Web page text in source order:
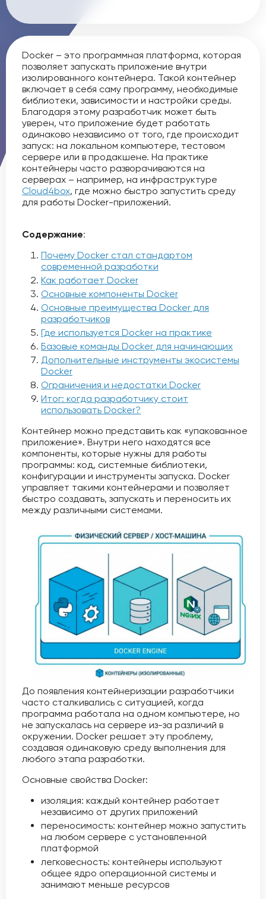
Docker – это программная платформа, которая
позволяет запускать приложение внутри
изолированного контейнера. Такой контейнер
включает в себя саму программу, необходимые
библиотеки, зависимости и настройки среды.
Благодаря этому разработчик может быть
уверен, что приложение будет работать
одинаково независимо от того, где происходит
запуск: на локальном компьютере, тестовом
сервере или в продакшене. На практике
контейнеры часто разворачиваются на
серверах – например, на инфраструктуре
Cloud4box, где можно быстро запустить среду
для работы Docker-приложений.
Содержание:
Почему Docker стал стандартом
современной разработки
Как работает Docker
Основные компоненты Docker
Основные преимущества Docker для
разработчиков
Где используется Docker на практике
Базовые команды Docker для начинающих
Дополнительные инструменты экосистемы
Docker
Ограничения и недостатки Docker
Итог: когда разработчику стоит
использовать Docker?
Контейнер можно представить как «упакованное
приложение». Внутри него находятся все
компоненты, которые нужны для работы
программы: код, системные библиотеки,
конфигурации и инструменты запуска. Docker
управляет такими контейнерами и позволяет
быстро создавать, запускать и переносить их
между различными системами.
До появления контейнеризации разработчики
часто сталкивались с ситуацией, когда
программа работала на одном компьютере, но
не запускалась на сервере из-за различий в
окружении. Docker решает эту проблему,
создавая одинаковую среду выполнения для
любого этапа разработки.
Основные свойства Docker:
изоляция: каждый контейнер работает
независимо от других приложений
переносимость: контейнер можно запустить
на любом сервере с установленной
платформой
легковесность: контейнеры используют
общее ядро операционной системы и
занимают меньше ресурсов